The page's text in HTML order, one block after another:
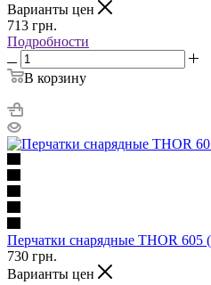
Варианты цен
713 грн.
Подробности
В корзину
Перчатки снарядные THOR 605
730 грн.
Варианты цен